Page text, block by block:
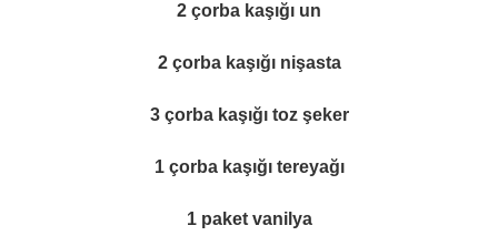
2 çorba kaşığı un
2 çorba kaşığı nişasta
3 çorba kaşığı toz şeker
1 çorba kaşığı tereyağı
1 paket vanilya